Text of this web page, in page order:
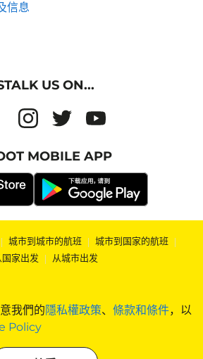
我們的隱私權政策、 條款和條件，以
Policy
信息
US ON...
MOBILE APP
| 城市到城市的航班 | 城市到国家的航班 |
国家出发 | 从城市出发